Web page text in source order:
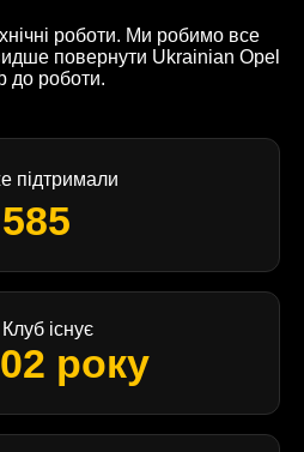
роботи. Ми робимо все
повернути Ukrainian Opel
до роботи.
підтримали
585
Клуб існує
року